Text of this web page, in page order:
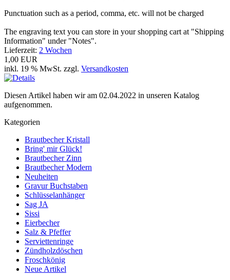
Punctuation such as a period, comma, etc. will not be charged
The engraving text you can store in your shopping cart at "Shipping
Information" under "Notes".
Lieferzeit: 2 Wochen
1,00 EUR
inkl. 19 % MwSt. zzgl. Versandkosten
Diesen Artikel haben wir am 02.04.2022 in unseren Katalog
aufgenommen.
Kategorien
Brautbecher Kristall
Bring' mir Glück!
Brautbecher Zinn
Brautbecher Modern
Neuheiten
Gravur Buchstaben
Schlüsselanhänger
Sag JA
Sissi
Eierbecher
Salz & Pfeffer
Serviettenringe
Zündholzdöschen
Froschkönig
Neue Artikel